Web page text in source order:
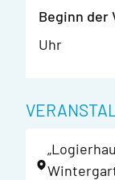
Beginn der
Uhr